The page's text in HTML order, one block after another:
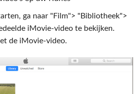
ga naar "Film"> "Bibliotheek">
iMovie-video te bekijken.
de iMovie-video.